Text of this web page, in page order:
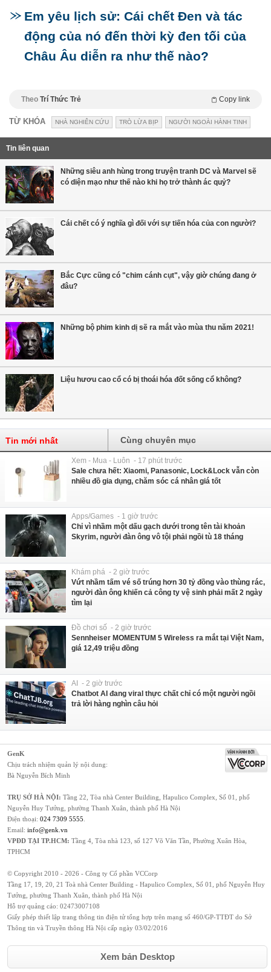
Em yêu lịch sử: Cái chết Đen và tác
động của nó đến thời kỳ đen tối của
Châu Âu diễn ra như thế nào?
Theo Trí Thức Trẻ Copy link
TỪ KHÓA NHÀ NGHIÊN CỨU TRÒ LỪA BỊP NGƯỜI NGOÀI HÀNH TINH
Tin liên quan
Những siêu anh hùng trong truyện tranh DC và Marvel sẽ
có diện mạo như thế nào khi họ trở thành ác quỷ?
Cái chết có ý nghĩa gì đối với sự tiến hóa của con người?
Bắc Cực cũng có "chim cánh cụt", vậy giờ chúng đang ở
đâu?
Những bộ phim kinh dị sẽ ra mắt vào mùa thu năm 2021!
Liệu hươu cao cổ có bị thoái hóa đốt sống cổ không?
Tin mới nhất Cùng chuyên mục
Xem - Mua - Luôn - 17 phút trước
Sale chưa hết: Xiaomi, Panasonic, Lock&Lock vẫn còn
nhiều đồ gia dụng, chăm sóc cá nhân giá tốt
Apps/Games - 1 giờ trước
Chỉ vì nhầm một dấu gạch dưới trong tên tài khoản
Skyrim, người đàn ông vô tội phải ngồi tù 18 tháng
Khám phá - 2 giờ trước
Vứt nhầm tấm vé số trúng hơn 30 tỷ đồng vào thùng rác,
người đàn ông khiến cả công ty vệ sinh phải mất 2 ngày
tìm lại
Đồ chơi số - 2 giờ trước
Sennheiser MOMENTUM 5 Wireless ra mắt tại Việt Nam,
giá 12,49 triệu đồng
AI - 2 giờ trước
Chatbot AI đang viral thực chất chỉ có một người ngồi
trả lời hàng nghìn câu hỏi
GenK
Chịu trách nhiệm quản lý nội dung:
Bà Nguyễn Bích Minh
TRỤ SỞ HÀ NỘI: Tầng 22, Tòa nhà Center Building, Hapulico Complex, Số 01, phố
Nguyễn Huy Tưởng, phường Thanh Xuân, thành phố Hà Nội
Điện thoại: 024 7309 5555
Email: info@genk.vn
VPĐD TẠI TP.HCM: Tầng 4, Tòa nhà 123, số 127 Võ Văn Tần, Phường Xuân Hòa,
TPHCM
© Copyright 2010 - 2026 - Công ty Cổ phần VCCorp
Tầng 17, 19, 20, 21 Toà nhà Center Building - Hapulico Complex, Số 01, phố Nguyễn Huy
Tưởng, phường Thanh Xuân, thành phố Hà Nội
Hỗ trợ quảng cáo: 02473007108
Giấy phép thiết lập trang thông tin điện tử tổng hợp trên mạng số 460/GP-TTĐT do Sở
Thông tin và Truyền thông Hà Nội cấp ngày 03/02/2016
Xem bản Desktop